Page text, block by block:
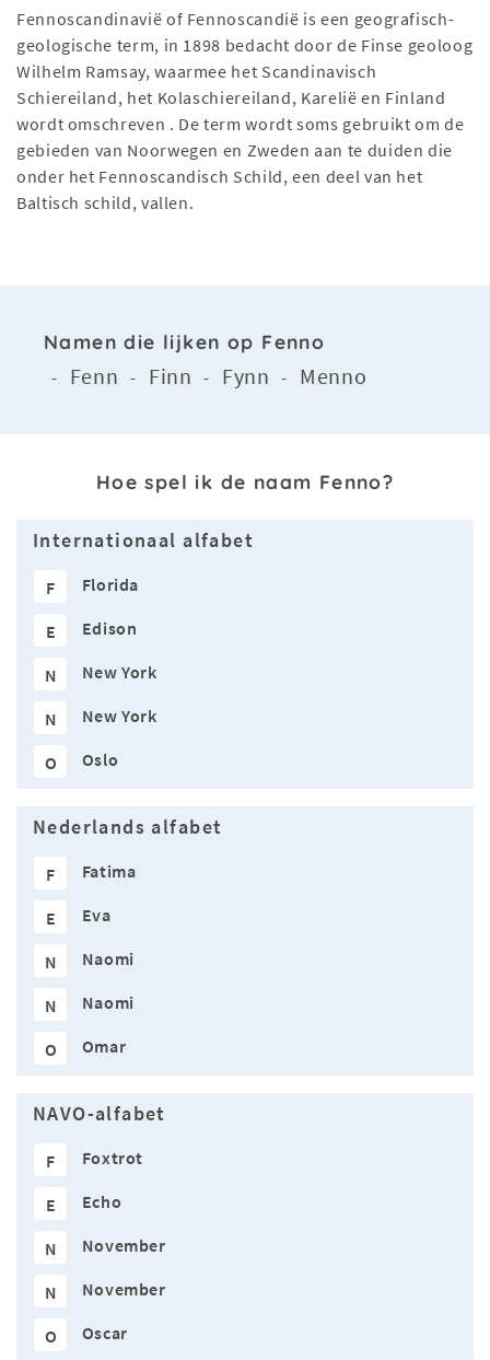
Fennoscandinavië of Fennoscandië is een geografisch-
geologische term, in 1898 bedacht door de Finse geoloog
Wilhelm Ramsay, waarmee het Scandinavisch
Schiereiland, het Kolaschiereiland, Karelië en Finland
wordt omschreven . De term wordt soms gebruikt om de
gebieden van Noorwegen en Zweden aan te duiden die
onder het Fennoscandisch Schild, een deel van het
Baltisch schild, vallen.
Namen die lijken op Fenno
- Fenn - Finn - Fynn - Menno
Hoe spel ik de naam Fenno?
Internationaal alfabet
F Florida
E Edison
N New York
N New York
O Oslo
Nederlands alfabet
F Fatima
E Eva
N Naomi
N Naomi
O Omar
NAVO-alfabet
F Foxtrot
E Echo
N November
N November
O Oscar